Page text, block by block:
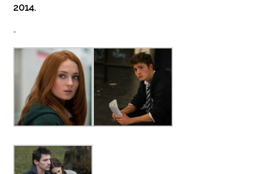
2014.